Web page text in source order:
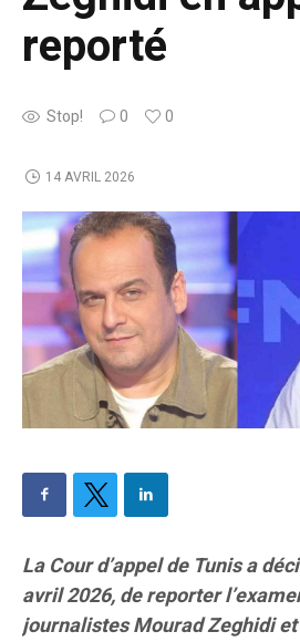
reporté
Stop! 0 0
14 AVRIL 2026
La Cour d’appel de Tunis a
avril 2026, de reporter
journalistes Mourad Zeghidi